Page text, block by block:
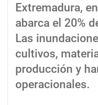
Extremadura,
abarca el 20%
Las
cultivos,
producción y
operacionales.